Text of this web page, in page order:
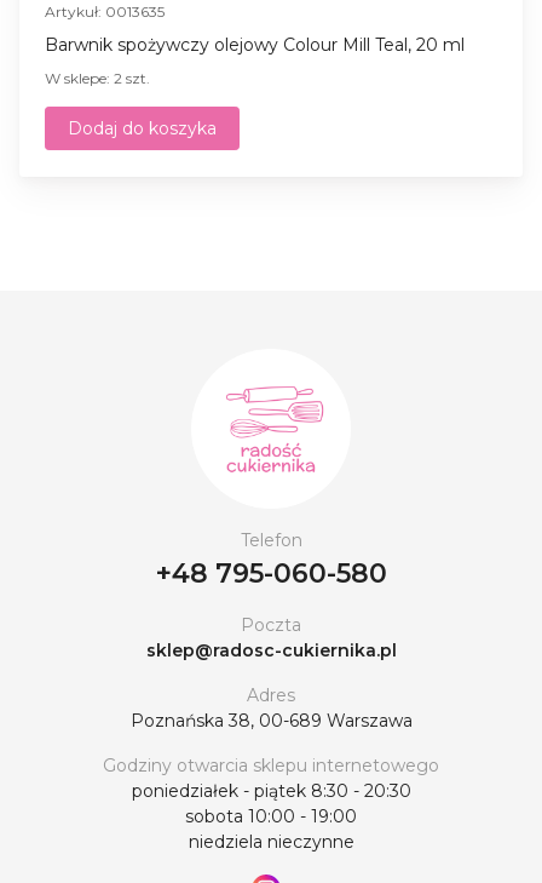
Artykuł: 0013635
Barwnik spożywczy olejowy Colour Mill Teal, 20 ml
W sklepe: 2 szt.
Dodaj do koszyka
Telefon
+48 795-060-580
Poczta
sklep@radosc-cukiernika.pl
Adres
Poznańska 38, 00-689 Warszawa
Godziny otwarcia sklepu internetowego
poniedziałek - piątek 8:30 - 20:30
sobota 10:00 - 19:00
niedziela nieczynne